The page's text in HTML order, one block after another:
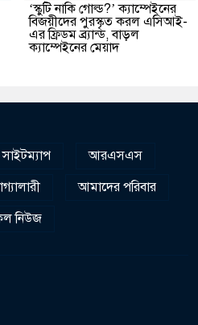
‘স্কুটি নাকি গোল্ড?’ ক্যাম্পেইনের
বিজয়ীদের পুরস্কৃত করল এসিআই-
এর ফ্রিডম ব্র্যান্ড, বাড়ল
ক্যাম্পেইনের মেয়াদ
সাইটম্যাপ
আরএসএস
আমাদের পরিবার
নিউজ